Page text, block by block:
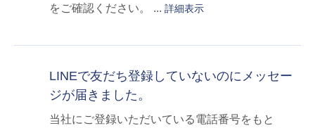
をご確認ください。 ... 詳細表示
LINEで友だち登録していないのにメッセー
ジが届きました。
当社にご登録いただいている電話番号をもと